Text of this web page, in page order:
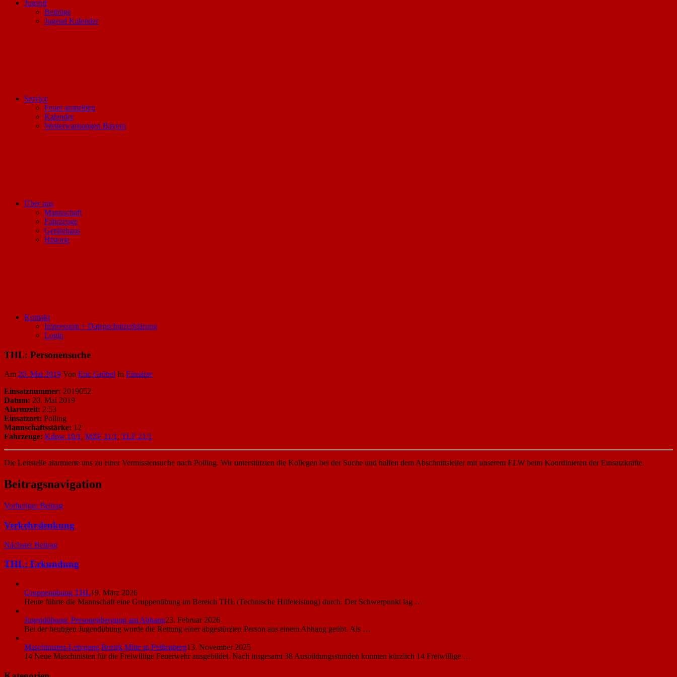
Jugend
Beiträge
Jugend Kalender
Service
Feuer anmelden
Kalender
Wetterwarnungen Bayern
Über uns
Mannschaft
Fahrzeuge
Gerätehaus
Historie
Kontakt
Impressum + Datenschutzerklärung
Login
THL: Personensuche
Am 20. Mai 2019 Von Eric Gröbel In Einsätze
Einsatznummer: 2019052
Datum: 20. Mai 2019
Alarmzeit: 2:53
Einsatzort: Polling
Mannschaftsstärke: 12
Fahrzeuge: Kdow 10/1, MZF 11/1, TLF 21/1
Die Leitstelle alarmierte uns zu einer Vermisstensuche nach Polling. Wir unterstützten die Kollegen bei der Suche und halfen dem Abschnittsleiter mit unserem ELW beim Koordinieren der Einsatzkräfte.
Beitragsnavigation
Vorheriger Beitrag
Verkehrslenkung
Nächster Beitrag
THL: Erkundung
Gruppenübung THL19. März 2026
Heute führte die Mannschaft eine Gruppenübung im Bereich THL (Technische Hilfeleistung) durch. Der Schwerpunkt lag …
Jugendübung: Personenbergung am Abhang23. Februar 2026
Bei der heutigen Jugendübung wurde die Rettung einer abgestürzten Person aus einem Abhang geübt. Als …
Maschinisten-Lehrgang Bezirk Mitte in Peißenberg13. November 2025
14 Neue Maschinisten für die Freiwillige Feuerwehr ausgebildet. Nach insgesamt 38 Ausbildungsstunden konnten kürzlich 14 Freiwillige …